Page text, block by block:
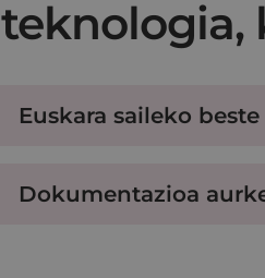
teknologia,
Euskara saileko
Dokumentazioa